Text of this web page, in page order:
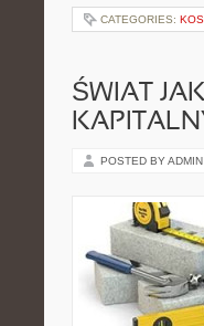
CATEGORIES:
ŚWIAT
POSTED BY ADMIN